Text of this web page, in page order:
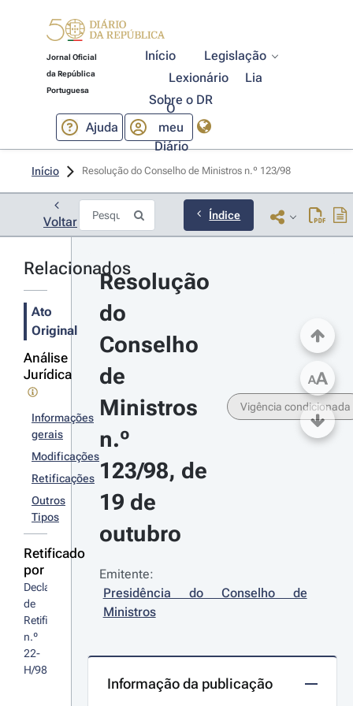
Jornal Oficial
da República
Portuguesa
Início
Legislação
Lexionário
Lia
Sobre o DR
Ajuda
O
meu
Diário
Início Resolução do Conselho de Ministros n.º 123/98
Voltar Índice
Relacionados
Ato
Original
Análise
Jurídica
Informações
gerais
Modificações
Retificações
Outros
Tipos
Retificado
por
Declaração
de
Retificação
n.º
22-
H/98
Resolução
do
Conselho
de
Ministros
n.º
123/98, de
19 de
outubro
Vigência condicionada
Emitente:
Presidência do Conselho de
Ministros
Informação da publicação
AA